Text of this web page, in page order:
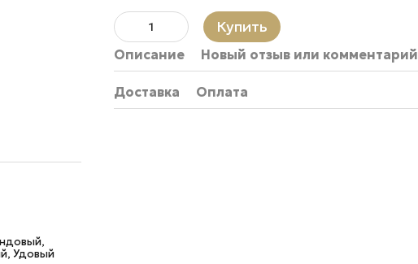
Удовый
Купить
Описание Новый отзыв или комментарий
Доставка Оплата